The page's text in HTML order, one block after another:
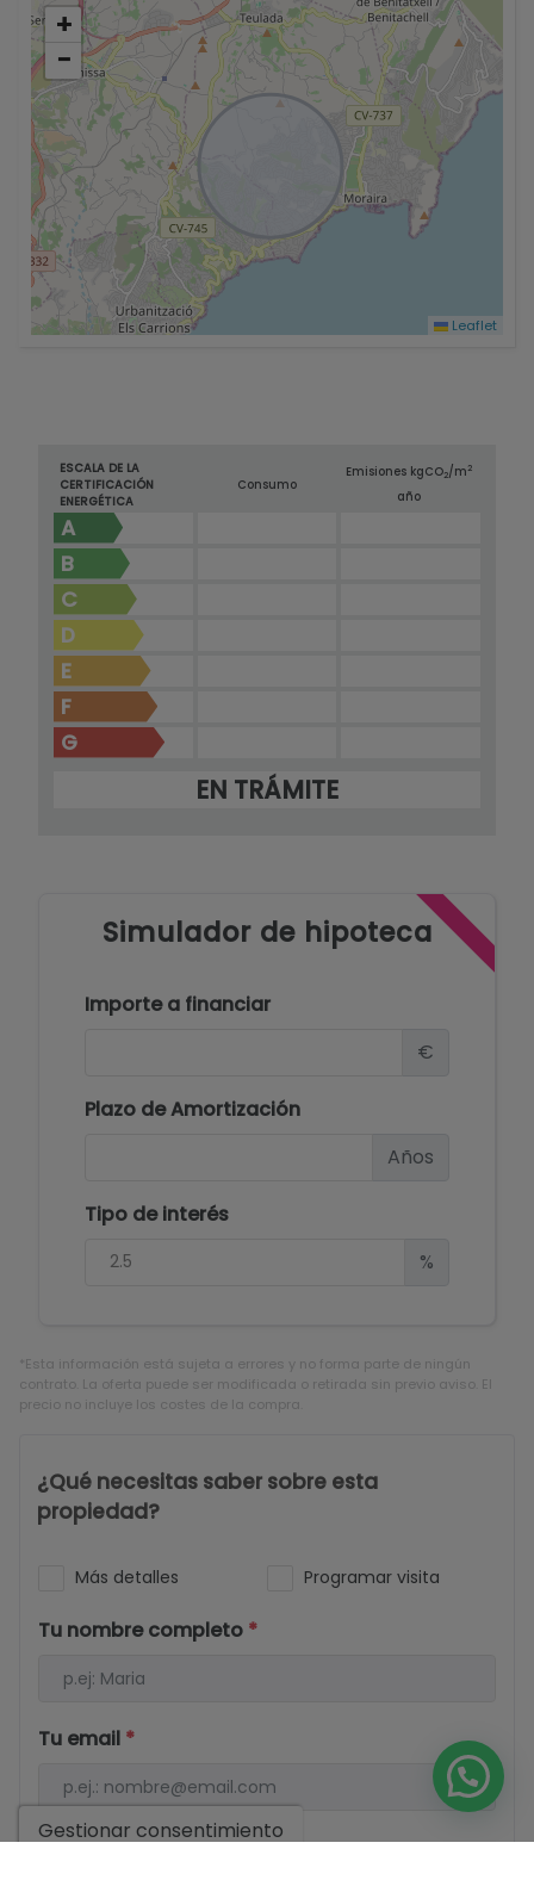
+
−
Leaflet
ESCALA DE LA
CERTIFICACIÓN
ENERGÉTICA
Consumo
Emisiones kgCO2/m2
año
A
B
C
D
E
F
G
EN TRÁMITE
Simulador de hipoteca
Importe a financiar
€
Plazo de Amortización
Años
Tipo de interés
%
*Esta información está sujeta a errores y no forma parte de ningún
contrato. La oferta puede ser modificada o retirada sin previo aviso. El
precio no incluye los costes de la compra.
¿Qué necesitas saber sobre esta
propiedad?
Más detalles Programar visita
Tu nombre completo *
Tu email *
Tu teléfono*
Gestionar consentimiento